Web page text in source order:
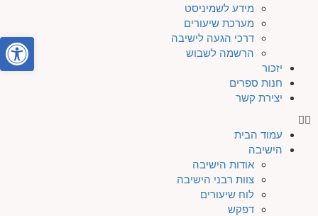
מידע לשמיניסט
מערכת שיעורים
דרכי הגעה לישיבה
הרשמה לשבוש
יזכור
חנות ספרים
יצירת קשר
עמוד הבית
הישיבה
אודות הישיבה
צוות רבני הישיבה
לוח שיעורים
דפקש
פתח